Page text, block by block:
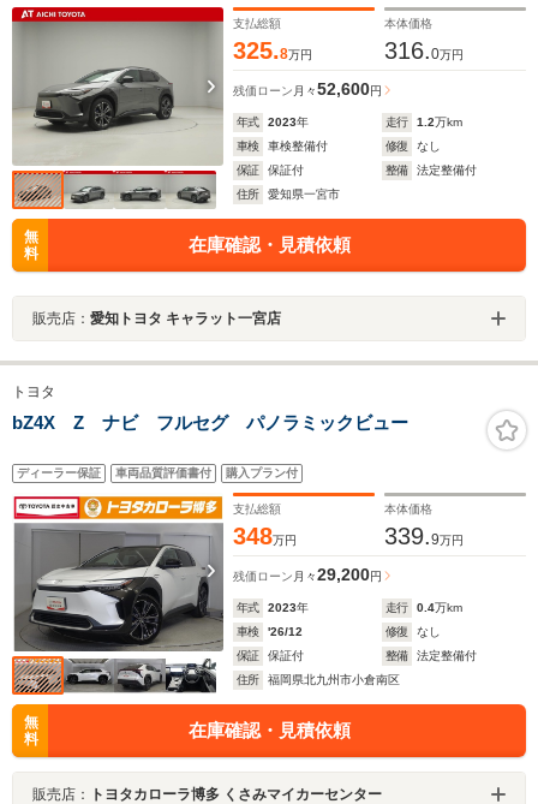
支払総額
325.8万円
本体価格
316.0万円
残価ローン 月々52,600円
年式 2023年 走行 1.2万km
車検
車検整備付 修復
なし
保証
保証付 整備
法定整備付
住所
愛知県一宮市
無
料
在庫確認・見積依頼
販売店： 愛知トヨタ キャラット一宮店
トヨタ
bZ4X Z ナビ フルセグ パノラミックビュー
ディーラー保証 車両品質評価書付 購入プラン付
支払総額
348万円
本体価格
339.9万円
残価ローン 月々29,200円
年式 2023年 走行 0.4万km
車検
'26/12 修復
なし
保証
保証付 整備
法定整備付
住所
福岡県北九州市小倉南区
無
料
在庫確認・見積依頼
販売店： トヨタカローラ博多 くさみマイカーセンター